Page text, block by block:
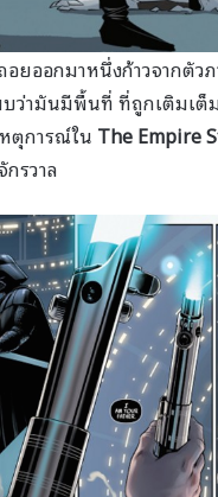
อยออกมาหนึ่งก้าวจากตั
ว่ามันมีพื้นที่ ที่ถูกเติมเต็
ตุการณ์ใน The Empire
รวาล